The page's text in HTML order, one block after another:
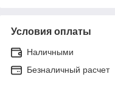
Условия оплаты
Наличными
Безналичный расчет